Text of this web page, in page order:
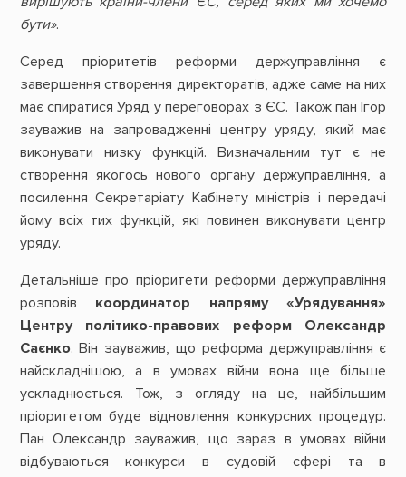
бути».
Серед пріоритетів реформи держуправління є
завершення створення директоратів, адже саме на них
має спиратися Уряд у переговорах з ЄС. Також пан Ігор
зауважив на запровадженні центру уряду, який має
виконувати низку функцій. Визначальним тут є не
створення якогось нового органу держуправління, а
посилення Секретаріату Кабінету міністрів і передачі
йому всіх тих функцій, які повинен виконувати центр
уряду.
Детальніше про пріоритети реформи держуправління
розповів координатор напряму «Урядування»
Центру політико-правових реформ Олександр
Саєнко. Він зауважив, що реформа держуправління є
найскладнішою, а в умовах війни вона ще більше
ускладнюється. Тож, з огляду на це, найбільшим
пріоритетом буде відновлення конкурсних процедур.
Пан Олександр зауважив, що зараз в умовах війни
відбуваються конкурси в судовій сфері та в